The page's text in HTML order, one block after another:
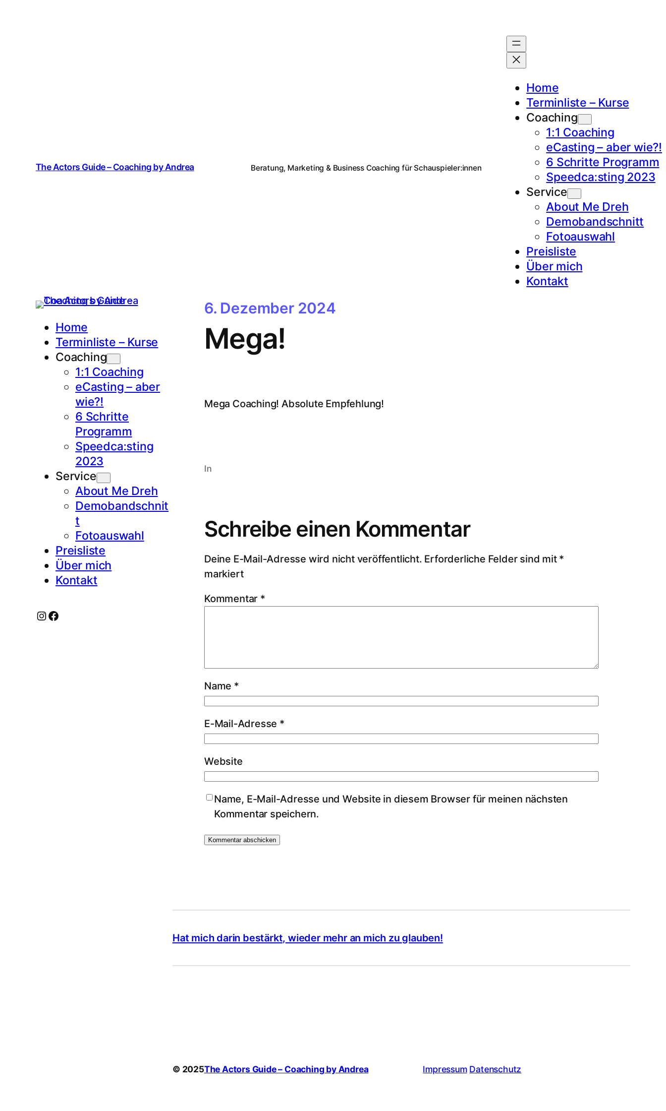
The Actors Guide – Coaching by Andrea Beratung, Marketing & Business Coaching für Schauspieler:innen
Home
Terminliste – Kurse
Coaching
1:1 Coaching
eCasting – aber wie?!
6 Schritte Programm
Speedca:sting 2023
Service
About Me Dreh
Demobandschnitt
Fotoauswahl
Preisliste
Über mich
Kontakt
Home
Terminliste – Kurse
Coaching
1:1 Coaching
eCasting – aber
wie?!
6 Schritte
Programm
Speedca:sting
2023
Service
About Me Dreh
Demobandschnit
t
Fotoauswahl
Preisliste
Über mich
Kontakt
Instagram Facebook
6. Dezember 2024
Mega!
Mega Coaching! Absolute Empfehlung!
In
Schreibe einen Kommentar
Deine E-Mail-Adresse wird nicht veröffentlicht. Erforderliche Felder sind mit *
markiert
Kommentar *
Name *
E-Mail-Adresse *
Website
Name, E-Mail-Adresse und Website in diesem Browser für meinen nächsten
Kommentar speichern.
Hat mich darin bestärkt, wieder mehr an mich zu glauben!
© 2025The Actors Guide – Coaching by Andrea Impressum Datenschutz